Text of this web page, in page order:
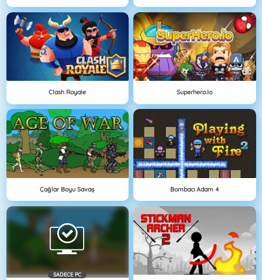
Clash Royale Superhero.io
Çağlar Boyu Savaş Bombacı Adam 4
SADECE PC